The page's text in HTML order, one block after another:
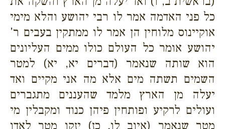
כל פני האדמה אמר לו רבי יהושע והלא מימי
אוקיינוס מלוחין הן אמר לו ממתקין בעבים ר'
יהושע אומר כל העולם כולו ממים העליונים
הוא שותה שנאמר (דברים יא, יא) למטר
השמים תשתה מים אלא מה אני מקיים ואד
יעלה מן הארץ מלמד שהעננים מתגברים
ועולים לרקיע ופותחין פיהן כנוד ומקבלין מי
מטר שנאמר (איוב לו, כז) יזקו מטר לאדו